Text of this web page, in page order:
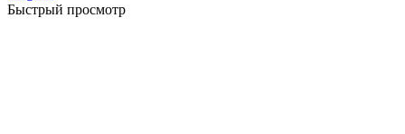
Быстрый просмотр